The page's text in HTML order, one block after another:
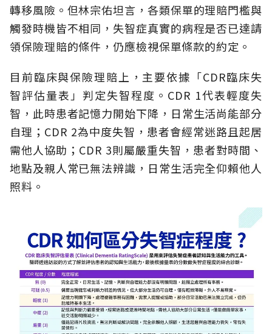
轉移風險。但林宗佑坦言，各類保單的理賠門檻與
觸發時機皆不相同，失智症真實的病程是否已達請
領保險理賠的條件，仍應檢視保單條款的約定。
目前臨床與保險理賠上，主要依據「CDR臨床失
智評估量表」判定失智程度。CDR 1代表輕度失
智，此時患者記憶力開始下降，日常生活尚能部分
自理；CDR 2為中度失智，患者會經常迷路且起居
需他人協助；CDR 3則屬嚴重失智，患者對時間、
地點及親人常已無法辨識，日常生活完全仰賴他人
照料。